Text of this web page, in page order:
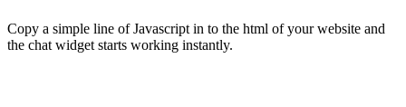
Copy a simple line of Javascript in to the html of your website and
the chat widget starts working instantly.